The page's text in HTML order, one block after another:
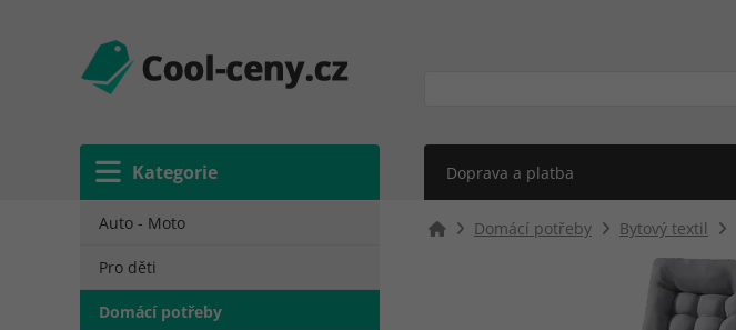
Kategorie Doprava a platba
Auto - Moto
Pro děti
Domácí potřeby
Domácí potřeby Bytový textil